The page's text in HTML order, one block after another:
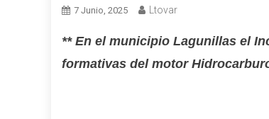
7 Junio, 2025 Ltovar
** En el municipio Lagunillas el
formativas del motor